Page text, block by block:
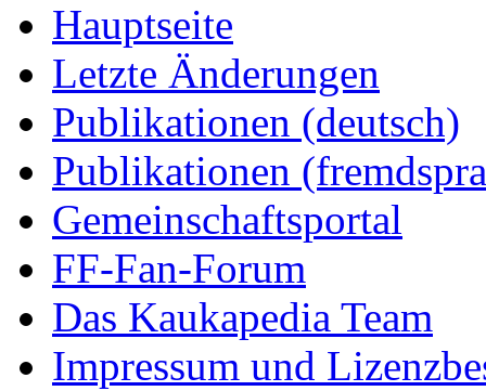
Hauptseite
Letzte Änderungen
Publikationen (deutsch)
Publikationen
Gemeinschaftsportal
FF-Fan-Forum
Das Kaukapedia Team
Impressum und